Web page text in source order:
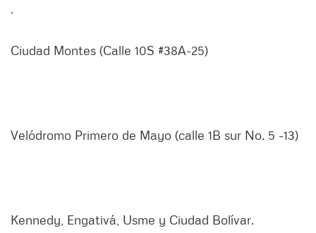
Ciudad Montes (Calle 10S #38A-25)
Velódromo Primero de Mayo (calle 1B sur No. 5 -13)
Kennedy, Engativá, Usme y Ciudad Bolívar.